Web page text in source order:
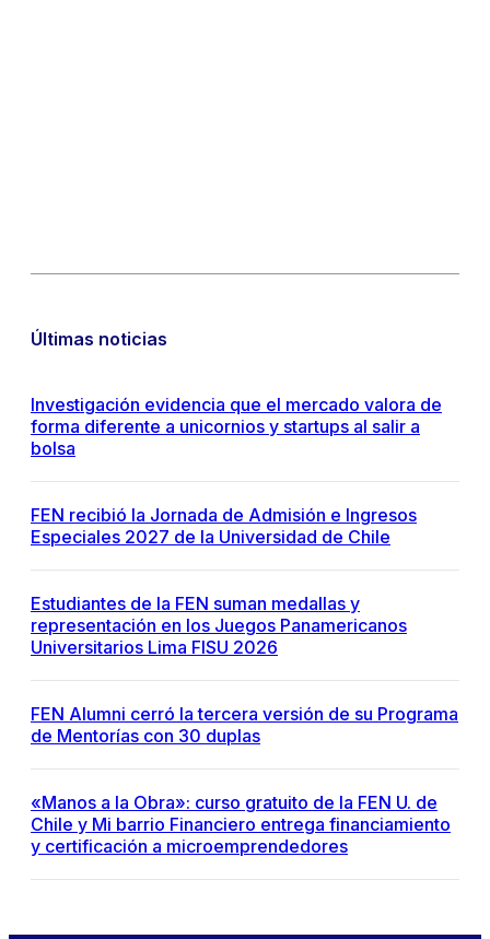
Últimas noticias
Investigación evidencia que el mercado valora de
forma diferente a unicornios y startups al salir a
bolsa
FEN recibió la Jornada de Admisión e Ingresos
Especiales 2027 de la Universidad de Chile
Estudiantes de la FEN suman medallas y
representación en los Juegos Panamericanos
Universitarios Lima FISU 2026
FEN Alumni cerró la tercera versión de su Programa
de Mentorías con 30 duplas
«Manos a la Obra»: curso gratuito de la FEN U. de
Chile y Mi barrio Financiero entrega financiamiento
y certificación a microemprendedores